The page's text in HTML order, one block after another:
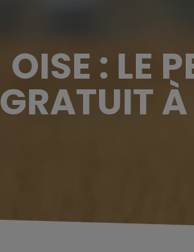
OISE : LE
GRATUIT À